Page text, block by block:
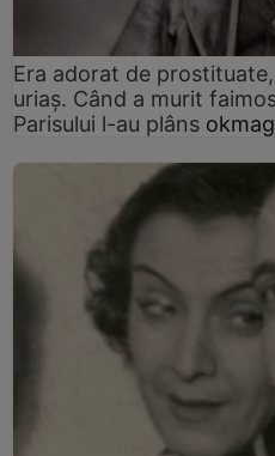
Era adorat de
uriaș. Când a murit
Parisului l-au plâns